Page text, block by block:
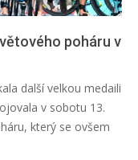
poháru v
další velkou medaili
v sobotu 13.
který se ovšem